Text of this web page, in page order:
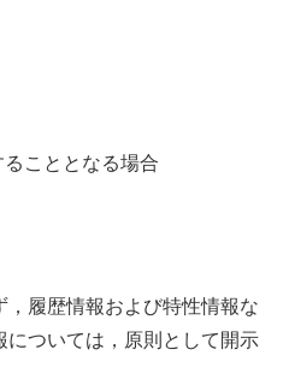
こととなる場合
履歴情報および特性情報な
については，原則として開示